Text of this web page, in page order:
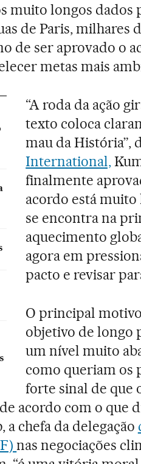
muito longos dados
de Paris, milhares
de ser aprovado o
metas mais
“A roda da ação
texto coloca
mau da História”,
International,
finalmente
acordo está
se encontra na
aquecimento
agora em
pacto e revisar
O principal
objetivo de longo
um nível muito
como queriam os
forte sinal de que
acordo com o que
a chefa da delegação
nas negociações